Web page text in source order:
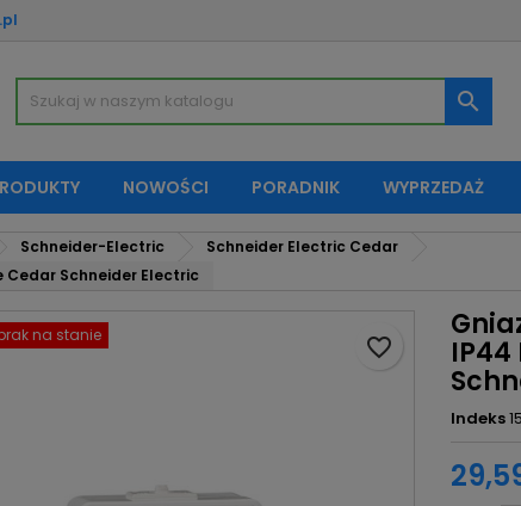

NOWOŚCI PORADNIK WYPRZEDAŻ
Schneider-Electric
Schneider Electric Cedar
Cedar Schneider Electric
na stanie IP44
Indeks
favorite_border
listy życzeń
Utwórz nową listę
listę życzeń
się
być zalogowany by zapisać produkty na swojej liście życzeń.